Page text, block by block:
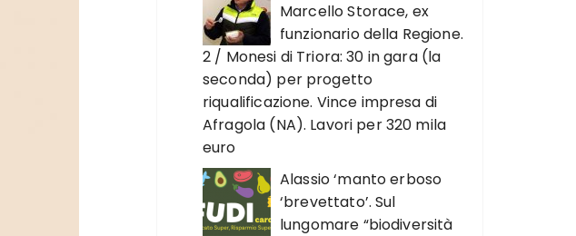
Marcello Storace, ex
funzionario della Regione.
2 / Monesi di Triora: 30 in gara (la
seconda) per progetto
riqualificazione. Vince impresa di
Afragola (NA). Lavori per 320 mila
euro
Alassio ‘manto erboso
‘brevettato’. Sul
lungomare “biodiversità